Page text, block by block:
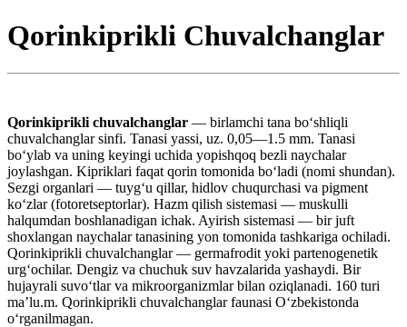
Qorinkiprikli Chuvalchanglar
Qorinkiprikli chuvalchanglar — birlamchi tana boʻshliqli
chuvalchanglar sinfi. Tanasi yassi, uz. 0,05—1.5 mm. Tanasi
boʻylab va uning keyingi uchida yopishqoq bezli naychalar
joylashgan. Kipriklari faqat qorin tomonida boʻladi (nomi shundan).
Sezgi organlari — tuygʻu qillar, hidlov chuqurchasi va pigment
koʻzlar (fotoretseptorlar). Hazm qilish sistemasi — muskulli
halqumdan boshlanadigan ichak. Ayirish sistemasi — bir juft
shoxlangan naychalar tanasining yon tomonida tashkariga ochiladi.
Qorinkiprikli chuvalchanglar — germafrodit yoki partenogenetik
urgʻochilar. Dengiz va chuchuk suv havzalarida yashaydi. Bir
hujayrali suvoʻtlar va mikroorganizmlar bilan oziqlanadi. 160 turi
maʼlu.m. Qorinkiprikli chuvalchanglar faunasi Oʻzbekistonda
oʻrganilmagan.